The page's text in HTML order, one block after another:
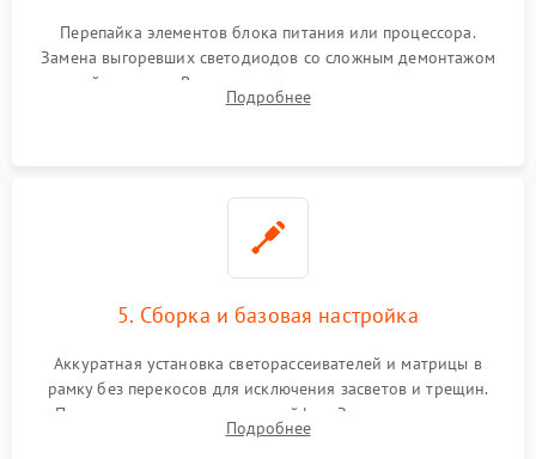
Перепайка элементов блока питания или процессора.
Замена выгоревших светодиодов со сложным демонтажом
хрупкой матрицы. Восстановление поврежденных дорожек,
прошивка микросхем памяти EEPROM
Подробнее
5. Сборка и базовая настройка
Аккуратная установка светорассеивателей и матрицы в
рамку без перекосов для исключения засветов и трещин.
Подключение внутренних шлейфов. Закрытие корпуса.
Сброс настроек и обновление программного обеспечения.
Подробнее